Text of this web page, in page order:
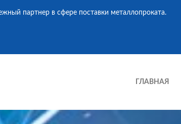
партнер в сфере поставки металлопроката.
ГЛАВНАЯ